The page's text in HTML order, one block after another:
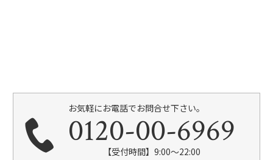
お気軽にお電話でお問合せ下さい。
0120-00-6969
【受付時間】9:00～22:00